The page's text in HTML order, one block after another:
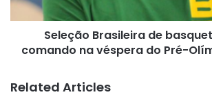
na
véspera
Pré-
Seleção Brasileira de
comando na véspera do Pré-
Related Articles